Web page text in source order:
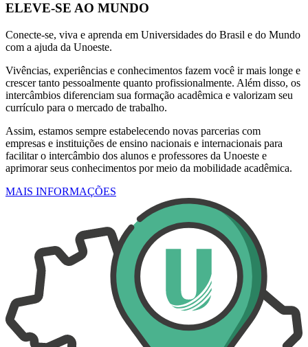
ELEVE-SE AO MUNDO
Conecte-se, viva e aprenda em Universidades do Brasil e do Mundo
com a ajuda da Unoeste.
Vivências, experiências e conhecimentos fazem você ir mais longe e
crescer tanto pessoalmente quanto profissionalmente. Além disso, os
intercâmbios diferenciam sua formação acadêmica e valorizam seu
currículo para o mercado de trabalho.
Assim, estamos sempre estabelecendo novas parcerias com
empresas e instituições de ensino nacionais e internacionais para
facilitar o intercâmbio dos alunos e professores da Unoeste e
aprimorar seus conhecimentos por meio da mobilidade acadêmica.
MAIS INFORMAÇÕES